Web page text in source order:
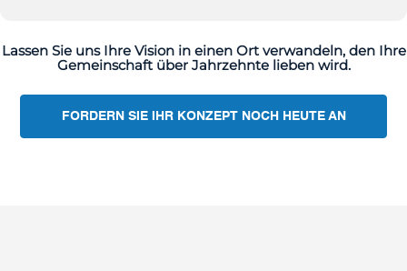
Lassen Sie uns Ihre Vision in einen Ort verwandeln, den Ihre
Gemeinschaft über Jahrzehnte lieben wird.
FORDERN SIE IHR KONZEPT NOCH HEUTE AN